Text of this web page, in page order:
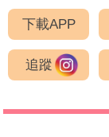
下載APP
追蹤